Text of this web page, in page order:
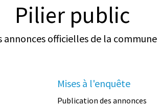
Pilier public
annonces officielles de la commune
Mises à l'enquête
Publication des annonces